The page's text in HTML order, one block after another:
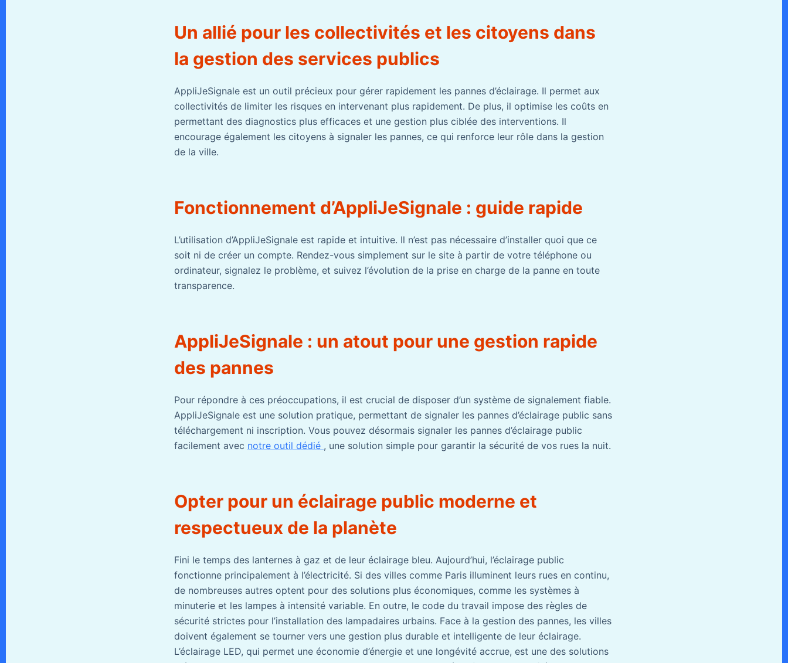
Un allié pour les collectivités et les citoyens dans
la gestion des services publics
AppliJeSignale est un outil précieux pour gérer rapidement les pannes d’éclairage. Il permet aux
collectivités de limiter les risques en intervenant plus rapidement. De plus, il optimise les coûts en
permettant des diagnostics plus efficaces et une gestion plus ciblée des interventions. Il
encourage également les citoyens à signaler les pannes, ce qui renforce leur rôle dans la gestion
de la ville.
Fonctionnement d’AppliJeSignale : guide rapide
L’utilisation d’AppliJeSignale est rapide et intuitive. Il n’est pas nécessaire d’installer quoi que ce
soit ni de créer un compte. Rendez-vous simplement sur le site à partir de votre téléphone ou
ordinateur, signalez le problème, et suivez l’évolution de la prise en charge de la panne en toute
transparence.
AppliJeSignale : un atout pour une gestion rapide
des pannes
Pour répondre à ces préoccupations, il est crucial de disposer d’un système de signalement fiable.
AppliJeSignale est une solution pratique, permettant de signaler les pannes d’éclairage public sans
téléchargement ni inscription. Vous pouvez désormais signaler les pannes d’éclairage public
facilement avec notre outil dédié , une solution simple pour garantir la sécurité de vos rues la nuit.
Opter pour un éclairage public moderne et
respectueux de la planète
Fini le temps des lanternes à gaz et de leur éclairage bleu. Aujourd’hui, l’éclairage public
fonctionne principalement à l’électricité. Si des villes comme Paris illuminent leurs rues en continu,
de nombreuses autres optent pour des solutions plus économiques, comme les systèmes à
minuterie et les lampes à intensité variable. En outre, le code du travail impose des règles de
sécurité strictes pour l’installation des lampadaires urbains. Face à la gestion des pannes, les villes
doivent également se tourner vers une gestion plus durable et intelligente de leur éclairage.
L’éclairage LED, qui permet une économie d’énergie et une longévité accrue, est une des solutions